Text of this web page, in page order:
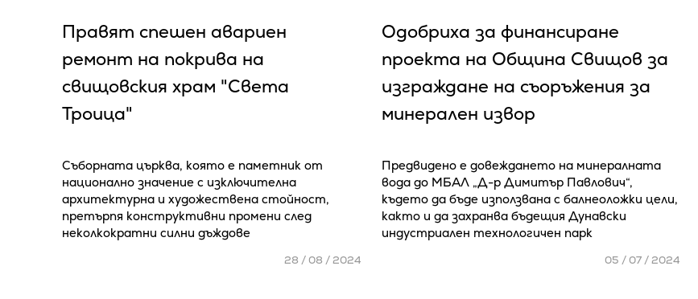
Правят спешен авариен
ремонт на покрива на
свищовския храм "Света
Троица"
Съборната църква, която е паметник от
национално значение с изключителна
архитектурна и художествена стойност,
претърпя конструктивни промени след
неколкократни силни дъждове
28 / 08 / 2024
Одобриха за финансиране
проекта на Община Свищов за
изграждане на съоръжения за
минерален извор
Предвидено е довеждането на минералната
вода до МБАЛ „Д-р Димитър Павлович“,
където да бъде използвана с балнеоложки цели,
както и да захранва бъдещия Дунавски
индустриален технологичен парк
05 / 07 / 2024